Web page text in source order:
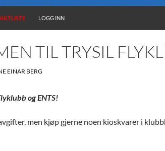
LOGG INN
TIL TRYSIL
EINAR BERG
og ENTS!
men kjøp gjerne noen kioskvarer i